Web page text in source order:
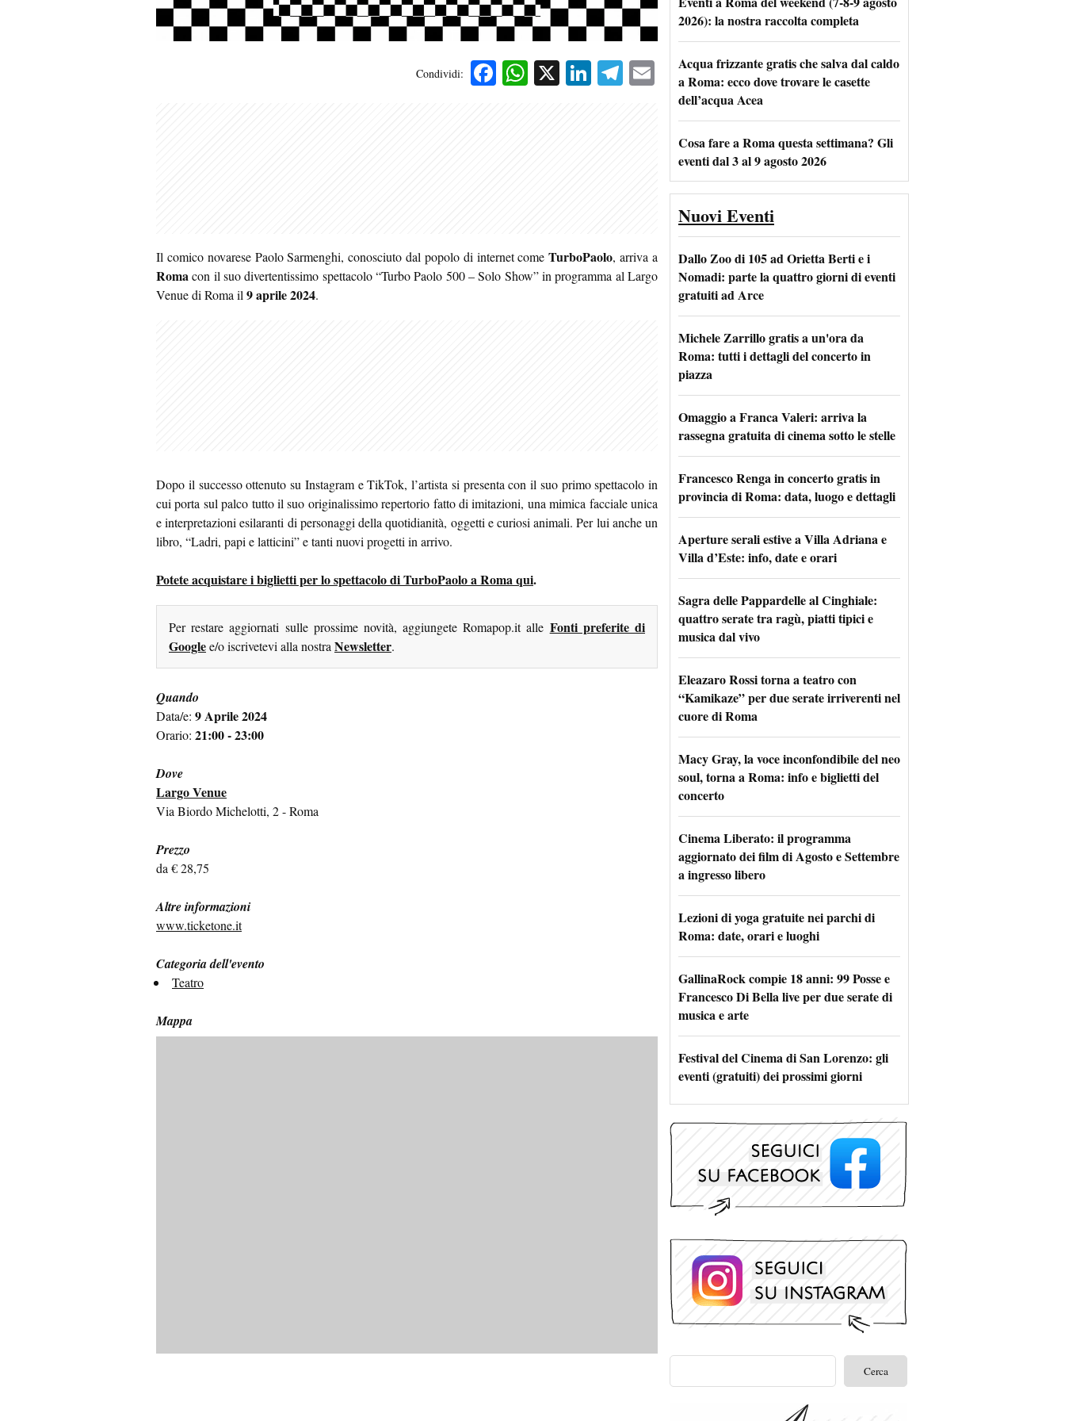
Condividi: Facebook
WhatsApp
X LinkedIn
Telegram
Email
Il comico novarese Paolo Sarmenghi, conosciuto dal popolo di internet comeTurboPaolo, arriva a
Romacon il suo divertentissimo spettacolo “Turbo Paolo 500 – Solo Show” in programma al Largo
Venue di Roma il9 aprile 2024.
Dopo il successo ottenuto su Instagram e TikTok, l’artista si presenta con il suo primo spettacolo in
cui porta sul palco tutto il suo originalissimo repertorio fatto di imitazioni, una mimica facciale unica
e interpretazioni esilaranti di personaggi della quotidianità, oggetti e curiosi animali. Per lui anche un
libro, “Ladri, papi e latticini” e tanti nuovi progetti in arrivo.
Potete acquistare i biglietti per lo spettacolo di TurboPaolo a Roma qui.
Per restare aggiornati sulle prossime novità, aggiungete Romapop.it alle Fonti preferite di
Googlee/o iscrivetevi alla nostraNewsletter.
Quando
Data/e: 9 Aprile 2024
Orario: 21:00 - 23:00
Dove
Largo Venue
Via Biordo Michelotti, 2 - Roma
Prezzo
da € 28,75
Altre informazioni
www.ticketone.it
Categoria dell'evento
Teatro
Mappa
2026): la nostra raccolta completa
Acqua frizzante gratis che salva dal caldo
a Roma: ecco dove trovare le casette
dell’acqua Acea
Cosa fare a Roma questa settimana? Gli
eventi dal 3 al 9 agosto 2026
Nuovi Eventi
Dallo Zoo di 105 ad Orietta Berti e i
Nomadi: parte la quattro giorni di eventi
gratuiti ad Arce
Michele Zarrillo gratis a un'ora da
Roma: tutti i dettagli del concerto in
piazza
Omaggio a Franca Valeri: arriva la
rassegna gratuita di cinema sotto le stelle
Francesco Renga in concerto gratis in
provincia di Roma: data, luogo e dettagli
Aperture serali estive a Villa Adriana e
Villa d’Este: info, date e orari
Sagra delle Pappardelle al Cinghiale:
quattro serate tra ragù, piatti tipici e
musica dal vivo
Eleazaro Rossi torna a teatro con
“Kamikaze” per due serate irriverenti nel
cuore di Roma
Macy Gray, la voce inconfondibile del neo
soul, torna a Roma: info e biglietti del
concerto
Cinema Liberato: il programma
aggiornato dei film di Agosto e Settembre
a ingresso libero
Lezioni di yoga gratuite nei parchi di
Roma: date, orari e luoghi
GallinaRock compie 18 anni: 99 Posse e
Francesco Di Bella live per due serate di
musica e arte
Festival del Cinema di San Lorenzo: gli
eventi (gratuiti) dei prossimi giorni